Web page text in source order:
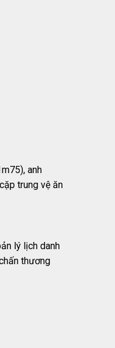
anh
trung vệ ăn
lý lịch danh
thương